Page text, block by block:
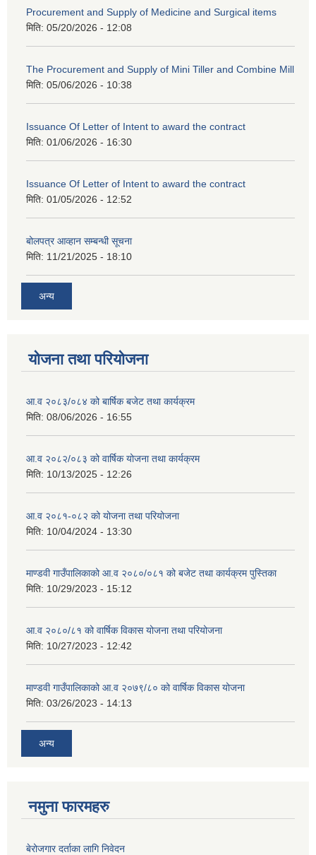
Procurement and Supply of Medicine and Surgical items
मिति: 05/20/2026 - 12:08
The Procurement and Supply of Mini Tiller and Combine Mill
मिति: 05/06/2026 - 10:38
Issuance Of Letter of Intent to award the contract
मिति: 01/06/2026 - 16:30
Issuance Of Letter of Intent to award the contract
मिति: 01/05/2026 - 12:52
बोलपत्र आव्हान सम्बन्धी सूचना
मिति: 11/21/2025 - 18:10
अन्य
योजना तथा परियोजना
आ.व २०८३/०८४ को बार्षिक बजेट तथा कार्यक्रम
मिति: 08/06/2026 - 16:55
आ.व २०८२/०८३ को वार्षिक योजना तथा कार्यक्रम
मिति: 10/13/2025 - 12:26
आ.व २०८१-०८२ को योजना तथा परियोजना
मिति: 10/04/2024 - 13:30
माण्डवी गाउँपालिकाको आ.व २०८०/०८१ को बजेट तथा कार्यक्रम पुस्तिका
मिति: 10/29/2023 - 15:12
आ.व २०८०/८१ को वार्षिक विकास योजना तथा परियोजना
मिति: 10/27/2023 - 12:42
माण्डवी गाउँपालिकाको आ.व २०७९/८० को वार्षिक विकास योजना
मिति: 03/26/2023 - 14:13
अन्य
नमुना फारमहरु
बेरोजगार दर्ताका लागि निवेदन